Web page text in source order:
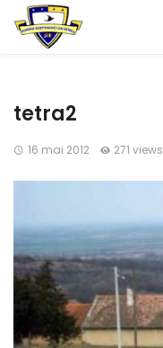
tetra2
16 mai 2012 271 views